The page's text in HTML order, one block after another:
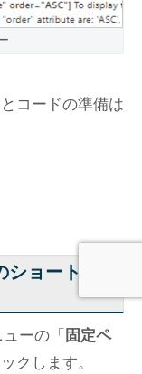
コードの準備は
ョートコ
ーの「 固定ペ
クします。